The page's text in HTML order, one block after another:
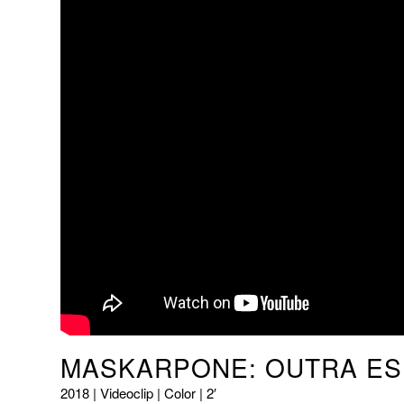
MASKARPONE: OUTRA
2018 | Videoclip | Color | 2′